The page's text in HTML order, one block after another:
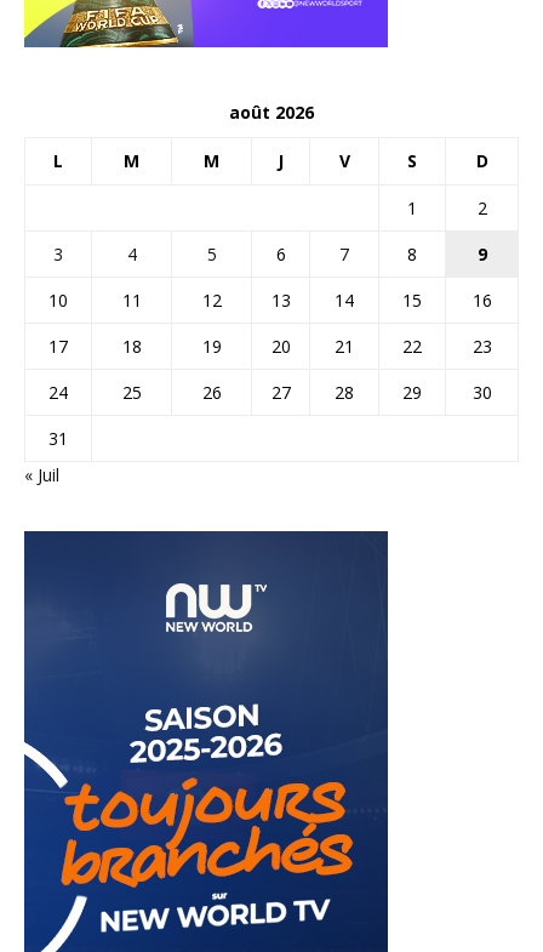
août 2026
L M M J V S D
1
2
3
4 5 6 7 8
9
10
11 12 13 14 15
16
17
18 19 20 21 22
23
24
25 26 27 28 29
30
31
« Juil